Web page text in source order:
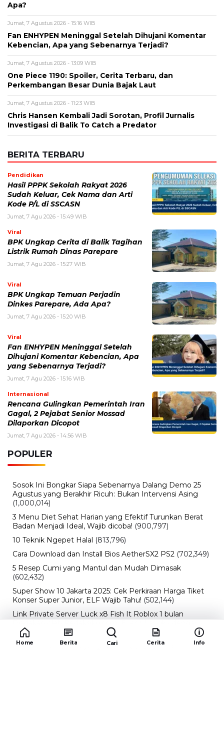
Apa?
Jumat, 7 Agustus 2026 - 15:16 WIB
Fan ENHYPEN Meninggal Setelah Dihujani Komentar
Kebencian, Apa yang Sebenarnya Terjadi?
Jumat, 7 Agustus 2026 - 13:09 WIB
One Piece 1190: Spoiler, Cerita Terbaru, dan
Perkembangan Besar Dunia Bajak Laut
Jumat, 7 Agustus 2026 - 11:23 WIB
Chris Hansen Kembali Jadi Sorotan, Profil Jurnalis
Investigasi di Balik To Catch a Predator
BERITA TERBARU
Pendidikan
Hasil PPPK Sekolah Rakyat 2026
Sudah Keluar, Cek Nama dan Arti
Kode P/L di SSCASN
Jumat, 7 Agu 2026 - 15:49 WIB
Viral
BPK Ungkap Cerita di Balik Tagihan
Listrik Rumah Dinas Parepare
Jumat, 7 Agu 2026 - 15:27 WIB
Viral
BPK Ungkap Temuan Perjadin
Dinkes Parepare, Ada Apa?
Jumat, 7 Agu 2026 - 15:20 WIB
Viral
Fan ENHYPEN Meninggal Setelah
Dihujani Komentar Kebencian, Apa
yang Sebenarnya Terjadi?
Jumat, 7 Agu 2026 - 15:16 WIB
Internasional
Rencana Gulingkan Pemerintah Iran
Gagal, 2 Pejabat Senior Mossad
Dilaporkan Dicopot
Jumat, 7 Agu 2026 - 14:56 WIB
POPULER
Sosok Ini Bongkar Siapa Sebenarnya Dalang Demo 25
Agustus yang Berakhir Ricuh: Bukan Intervensi Asing
(1,000,014)
3 Menu Diet Sehat Harian yang Efektif Turunkan Berat
Badan Menjadi Ideal, Wajib dicoba! (900,797)
10 Teknik Ngepet Halal (813,796)
Cara Download dan Install Bios AetherSX2 PS2 (702,349)
5 Resep Cumi yang Mantul dan Mudah Dimasak
(602,432)
Super Show 10 Jakarta 2025: Cek Perkiraan Harga Tiket
Konser Super Junior, ELF Wajib Tahu! (502,144)
Link Private Server Luck x8 Fish It Roblox 1 bulan
Drop Rate yang Melejit
(424,816)
10 Film Indonesia Tayang November 2024, Ada Film
Home Berita Cari Cerita Info